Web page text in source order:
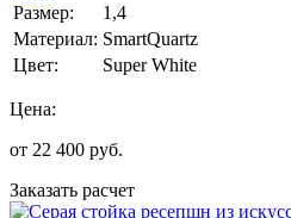
Размер:
1,4
Материал: SmartQuartz
Цвет:
Super White
Цена:
от 22 400 руб.
Заказать расчет